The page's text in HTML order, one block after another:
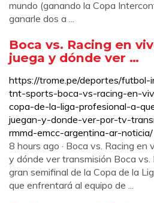
mundo (ganando la Copa
ganarle dos a ...
Boca vs. Racing en
juega y dónde ver …
https://trome.pe/deportes/futbol-
tnt-sports-boca-vs-racing-en-
copa-de-la-liga-profesional-a-
juegan-y-donde-ver-por-tv-
rmmd-emcc-argentina-ar-noticia/
8 hours ago · Boca vs. Racing en
y dónde ver transmisión Boca
gran semifinal de la Copa de la
que enfrentará al equipo de ...